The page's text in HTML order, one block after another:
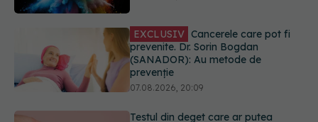
Testul din deget care ar putea
indica riscul pentru 8 boli majore
07.08.2026, 18:34